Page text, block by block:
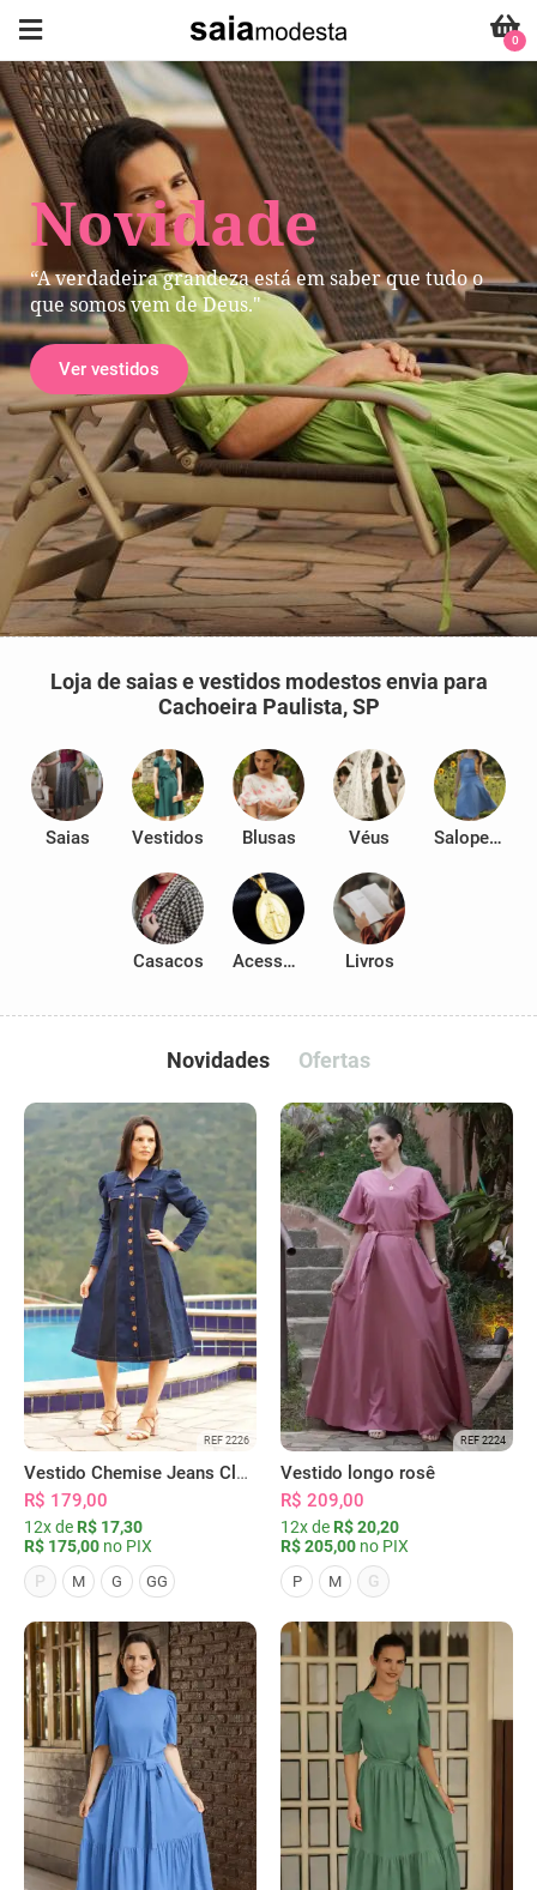
Novidade
“A verdadeira grandeza está em saber que tudo o
que somos vem de Deus."
Ver vestidos
0
Loja de saias e vestidos modestos envia para
Cachoeira Paulista, SP
Saias Vestidos Blusas Véus Salopetes
Casacos Acessórios Livros
Novidades Ofertas
REF 2226
Vestido Chemise Jeans Clássica Serena
R$ 179,00
12x de R$ 17,30
R$ 175,00 no PIX
P
M G GG
REF 2224
Vestido longo rosê
R$ 209,00
12x de R$ 20,20
R$ 205,00 no PIX
P M G